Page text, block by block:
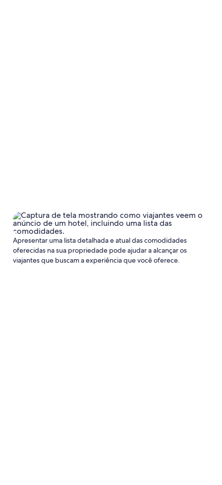
Apresentar uma lista detalhada e atual das comodidades
oferecidas na sua propriedade pode ajudar a alcançar os
viajantes que buscam a experiência que você oferece.